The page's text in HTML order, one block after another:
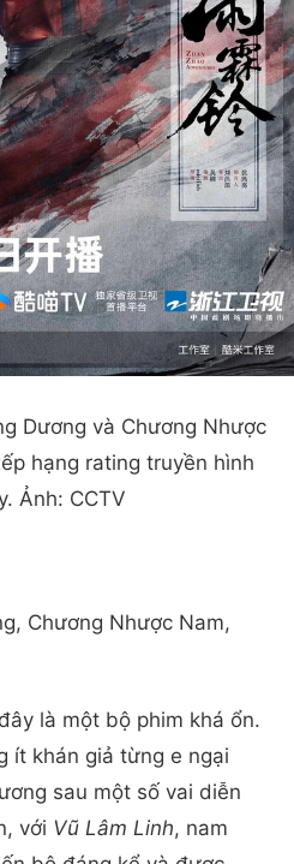
Dương và Chương Nhược
hạng rating truyền hình
Ảnh: CCTV
Chương Nhược Nam,
là một bộ phim khá ổn.
ít khán giả từng e ngại
sau một số vai diễn
với Vũ Lâm Linh, nam